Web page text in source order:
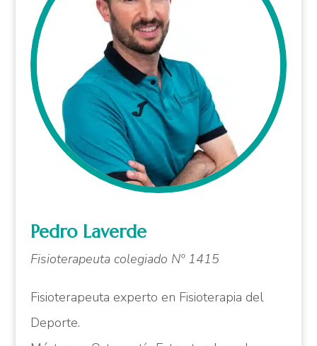
Pedro Laverde
Fisioterapeuta colegiado Nº 1415
Fisioterapeuta experto en Fisioterapia del
Deporte.